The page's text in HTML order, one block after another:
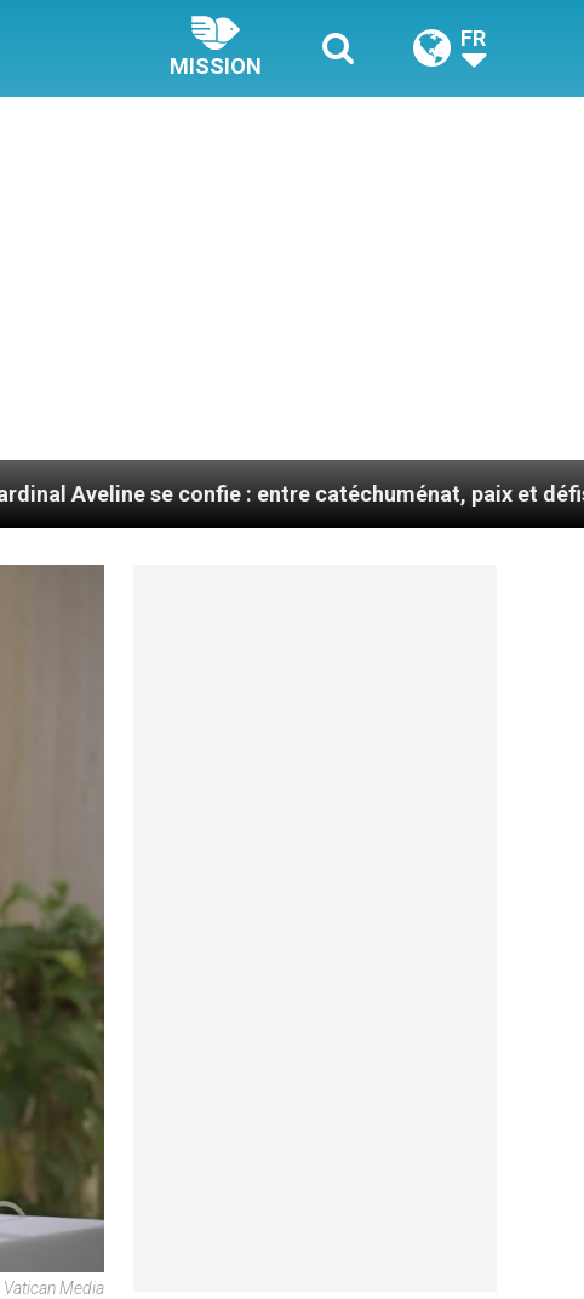
MISSION
FR
confie : entre catéchuménat, paix et défis migratoires
Media